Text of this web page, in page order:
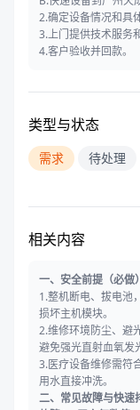
2.确定设备情况和具
3.上门提供技术服务
4.客户验收并回款。
类型与状态
需求 待处理
相关内容
一、安全前提（必做）
1.整机断电、拔电池
损坏主机模块。
2.维修环境防尘、避
避免强光直射血氧发
3.医疗设备维修需符
用水直接冲洗。
二、常见故障与快速